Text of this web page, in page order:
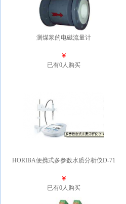
测煤浆的电磁流量计
￥
已有0人购买
HORIBA便携式多参数水质分析仪D-71
￥
已有0人购买